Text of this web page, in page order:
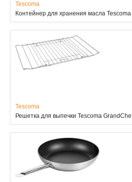
Tescoma
Контейнер для хранения масла
Tescoma
Решетка для выпечки Tescoma